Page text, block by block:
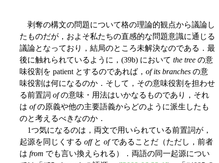
剥奪の構文の問題について格の理論的観点から議論し
たものだが，およそ私たちの直感的な問題意識に通じる
議論となっており，結局のところ未解決なのである．最
後に触れられているように，(39b) において the tree の意
味役割を patient とするのであれば， of its branches の意
味役割は何になるのか．そして，その意味役割を担わせ
る前置詞 ofの意味・用法はいかなるものであり，それ
は ofの原義や他の主要語義からどのように派生したも
のと考えるべきなのか．
1つ気になるのは，両文で用いられている前置詞が，
起源を同じくする offと ofであることだ（ただし，前者
は from でも言い換えられる）．両語の同一起源につい